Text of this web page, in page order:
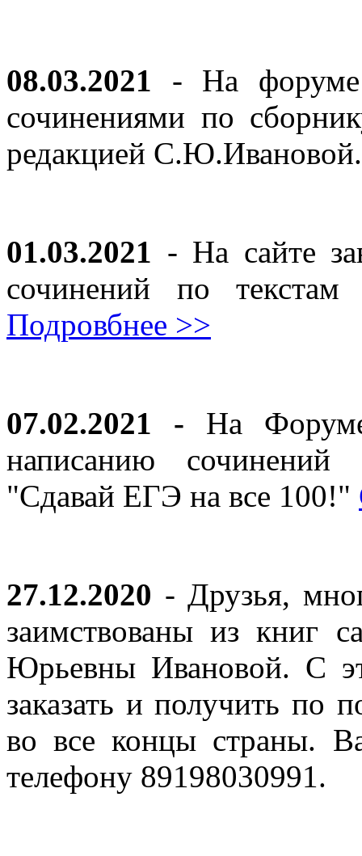
08.03.2021 - На форуме
сочинениями по
редакцией
01.03.2021 - На сайте
сочинений по
Подровбнее >>
07.02.2021 - На
написанию
"Сдавай ЕГЭ на все 100!"
27.12.2020 - Друзья,
заимствованы из книг
Юрьевны Ивановой. С
заказать и получить по
во все концы страны.
телефону 89198030991.